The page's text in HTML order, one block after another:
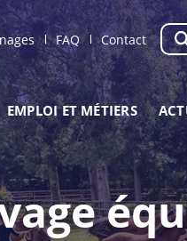
FAQ Contact
EMPLOI ET MÉTIERS